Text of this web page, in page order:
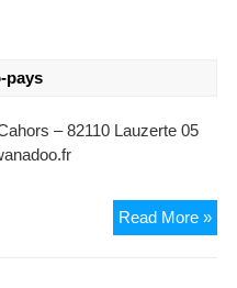
pays
– 82110 Lauzerte 05
Read More »Le